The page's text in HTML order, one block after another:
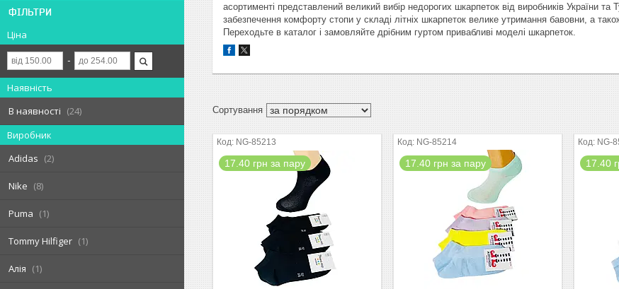
ФІЛЬТРИ
Ціна
Наявність
В наявності
24
Виробник
Adidas
2
Nike 8
Puma 1
Tommy Hilfiger 1
Алія 1
асортименті представлений великий вибір недорогих шкарпеток від виробників України
забезпечення комфорту стопи у складі літніх шкарпеток велике утримання бавовни, а
Переходьте в каталог і замовляйте дрібним гуртом привабливі моделі шкарпеток.
NG-85213
17.40 грн за пару
NG-85214
17.40 грн за пару
NG-
17.40